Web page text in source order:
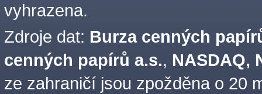
vyhrazena.
Zdroje dat: Burza cenných
cenných papírů a.s., NASDAQ,
ze zahraničí jsou zpožděna o 20